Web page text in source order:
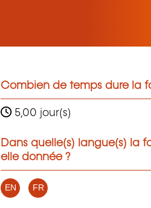
Combien de temps dure la
5,00 jour(s)
Dans quelle(s) langue(s) la
elle donnée ?
EN FR